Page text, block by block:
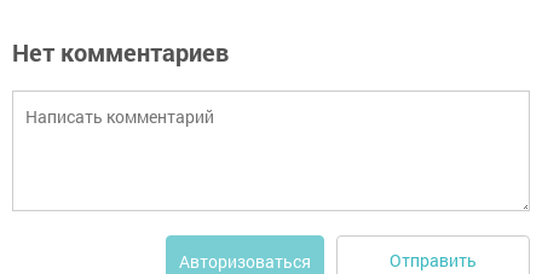
Нет комментариев
Авторизоваться Отправить